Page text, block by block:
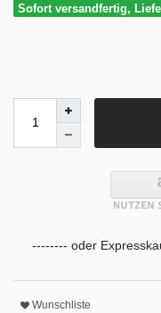
Sofort versandfertig,
-------- oder
Wunschliste